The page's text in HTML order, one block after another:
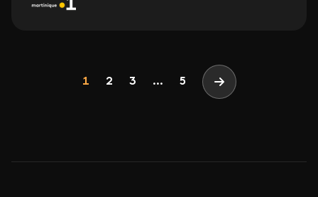
Page
1 Page
2 Page
3 ... 5 Page suivante